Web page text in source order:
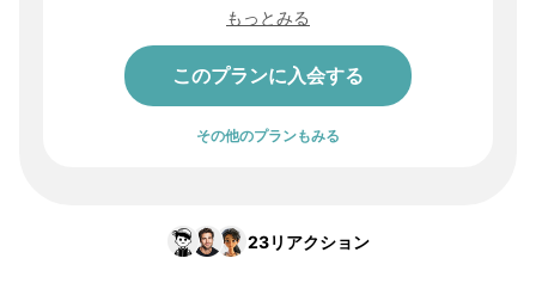
もっとみる
このプランに入会する
その他のプランもみる
23リアクション